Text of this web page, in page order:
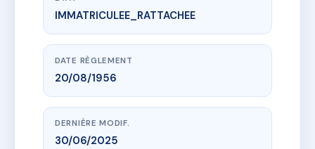
www.vme.plus/AB3040979
RESIDENCE LES CASTORS
r de la delphine, 13400 Aubagne
IMMATRICULEE_RATTACHEE
DATE RÈGLEMENT
20/08/1956
DERNIÈRE MODIF.
30/06/2025